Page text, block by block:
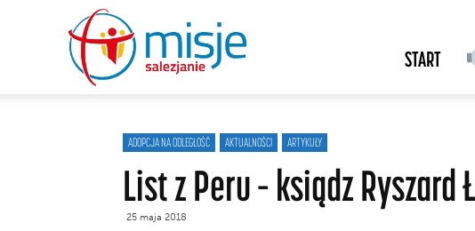
salezjanie
START
ADOPCJA NA ODLEGŁOŚĆ AKTUALNOŚCI ARTYKUŁY
List z Peru – ksiądz Ryszard
25 maja 2018